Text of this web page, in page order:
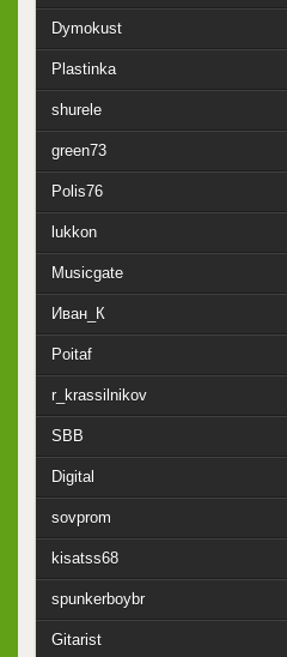
Dymokust
Plastinka
shurele
green73
Polis76
lukkon
Musicgate
Иван_К
Poitaf
r_krassilnikov
SBB
Digital
sovprom
kisatss68
spunkerboybr
Gitarist